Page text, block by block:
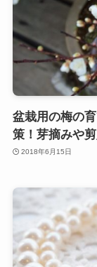
盆栽用の梅の
策！芽摘みや
2018年6月15日